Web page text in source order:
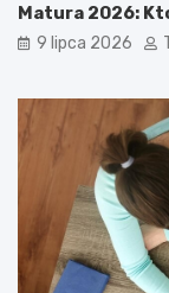
Matura 2026:
9 lipca 2026